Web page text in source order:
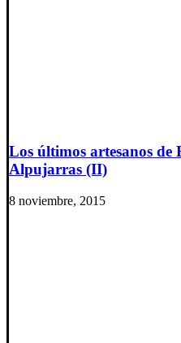
Los últimos artesanos
Alpujarras (II)
8 noviembre, 2015